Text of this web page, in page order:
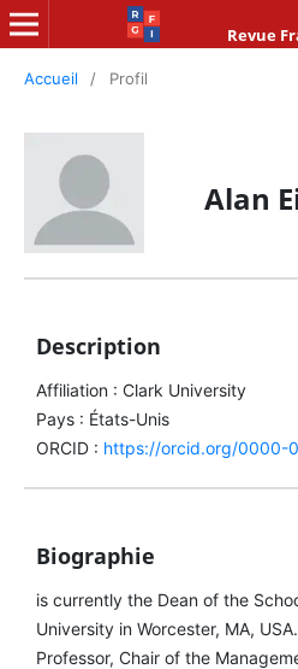
Revue
Accueil / Profil
Alan
Description
Affiliation : Clark University
Pays : États-Unis
ORCID : https://orcid.org/0000-
Biographie
is currently the Dean of the
University in Worcester, MA,
Professor, Chair of the